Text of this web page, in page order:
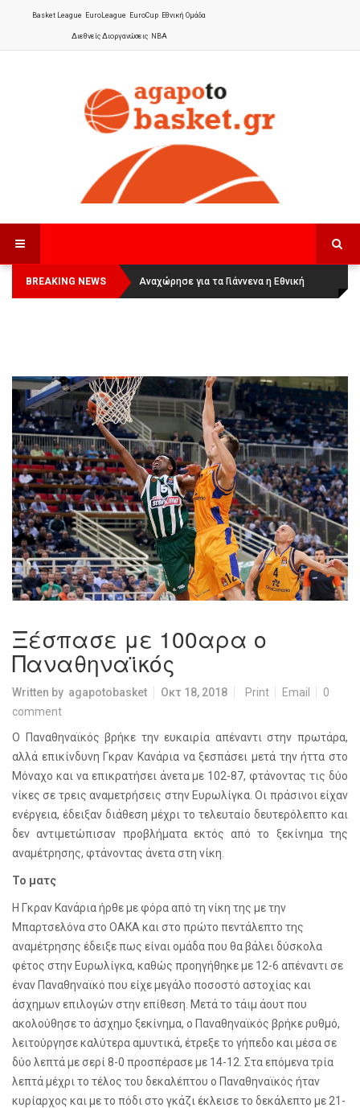
Basket League EuroLeague EuroCup Εθνική Ομάδα
Διεθνείς Διοργανώσεις NBA
BREAKING NEWS
Οι Πάνθηρες Καβάλας στην Women
Basketball League 1
Αναχώρησε για τα Γιάννενα η Εθνική
Γυναικών:
Ξέσπασε με 100αρα ο
Παναθηναϊκός
Written by agapotobasket Οκτ 18, 2018 Print Email
0
comment
Ο Παναθηναϊκός βρήκε την ευκαιρία απέναντι στην πρωτάρα,
αλλά επικίνδυνη Γκραν Κανάρια να ξεσπάσει μετά την ήττα στο
Μόναχο και να επικρατήσει άνετα με 102-87, φτάνοντας τις δύο
νίκες σε τρεις αναμετρήσεις στην Ευρωλίγκα. Οι πράσινοι είχαν
ενέργεια, έδειξαν διάθεση μέχρι το τελευταίο δευτερόλεπτο και
δεν αντιμετώπισαν προβλήματα εκτός από το ξεκίνημα της
αναμέτρησης, φτάνοντας άνετα στη νίκη.
Το ματς
Η Γκραν Κανάρια ήρθε με φόρα από τη νίκη της με την
Μπαρτσελόνα στο ΟΑΚΑ και στο πρώτο πεντάλεπτο της
αναμέτρησης έδειξε πως είναι ομάδα που θα βάλει δύσκολα
φέτος στην Ευρωλίγκα, καθώς προηγήθηκε με 12-6 απέναντι σε
έναν Παναθηναϊκό που είχε μεγάλο ποσοστό αστοχίας και
άσχημων επιλογών στην επίθεση. Μετά το τάιμ άουτ που
ακολούθησε το άσχημο ξεκίνημα, ο Παναθηναϊκός βρήκε ρυθμό,
λειτούργησε καλύτερα αμυντικά, έτρεξε το γήπεδο και μέσα σε
δύο λεπτά με σερί 8-0 προσπέρασε με 14-12. Στα επόμενα τρία
λεπτά μέχρι το τέλος του δεκαλέπτου ο Παναθηναϊκός ήταν
κυρίαρχος και με το πόδι στο γκάζι έκλεισε το δεκάλεπτο με 21-